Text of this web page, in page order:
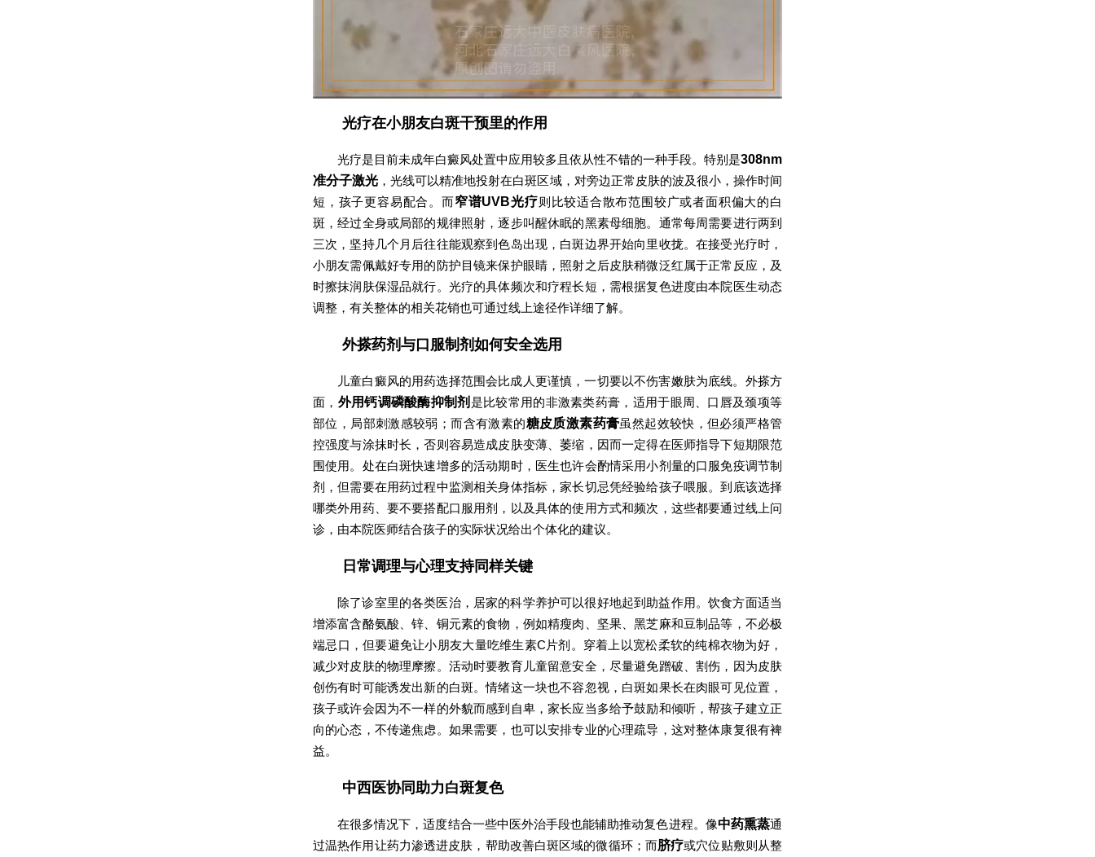
光疗在小朋友白斑干预里的作用
光疗是目前未成年白癜风处置中应用较多且依从性不错的一种手段。特别是308nm
准分子激光 ，光线可以精准地投射在白斑区域，对旁边正常皮肤的波及很小，操作时间
短，孩子更容易配合。而窄谱UVB光疗则比较适合散布范围较广或者面积偏大的白
斑，经过全身或局部的规律照射，逐步叫醒休眠的黑素母细胞。通常每周需要进行两到
三次，坚持几个月后往往能观察到色岛出现，白斑边界开始向里收拢。在接受光疗时，
小朋友需佩戴好专用的防护目镜来保护眼睛，照射之后皮肤稍微泛红属于正常反应，及
时擦抹润肤保湿品就行。光疗的具体频次和疗程长短，需根据复色进度由本院医生动态
调整，有关整体的相关花销也可通过线上途径作详细了解。
外搽药剂与口服制剂如何安全选用
儿童白癜风的用药选择范围会比成人更谨慎，一切要以不伤害嫩肤为底线。外搽方
面， 外用钙调磷酸酶抑制剂 是比较常用的非激素类药膏，适用于眼周、口唇及颈项等
部位，局部刺激感较弱；而含有激素的糖皮质激素药膏虽然起效较快，但必须严格管
控强度与涂抹时长，否则容易造成皮肤变薄、萎缩，因而一定得在医师指导下短期限范
围使用。处在白斑快速增多的活动期时，医生也许会酌情采用小剂量的口服免疫调节制
剂，但需要在用药过程中监测相关身体指标，家长切忌凭经验给孩子喂服。到底该选择
哪类外用药、要不要搭配口服用剂，以及具体的使用方式和频次，这些都要通过线上问
诊，由本院医师结合孩子的实际状况给出个体化的建议。
日常调理与心理支持同样关键
除了诊室里的各类医治，居家的科学养护可以很好地起到助益作用。饮食方面适当
增添富含酪氨酸、锌、铜元素的食物，例如精瘦肉、坚果、黑芝麻和豆制品等，不必极
端忌口，但要避免让小朋友大量吃维生素C片剂。穿着上以宽松柔软的纯棉衣物为好，
减少对皮肤的物理摩擦。活动时要教育儿童留意安全，尽量避免蹭破、割伤，因为皮肤
创伤有时可能诱发出新的白斑。情绪这一块也不容忽视，白斑如果长在肉眼可见位置，
孩子或许会因为不一样的外貌而感到自卑，家长应当多给予鼓励和倾听，帮孩子建立正
向的心态，不传递焦虑。如果需要，也可以安排专业的心理疏导，这对整体康复很有裨
益。
中西医协同助力白斑复色
在很多情况下，适度结合一些中医外治手段也能辅助推动复色进程。像中药熏蒸通
过温热作用让药力渗透进皮肤，帮助改善白斑区域的微循环；而脐疗或穴位贴敷则从整